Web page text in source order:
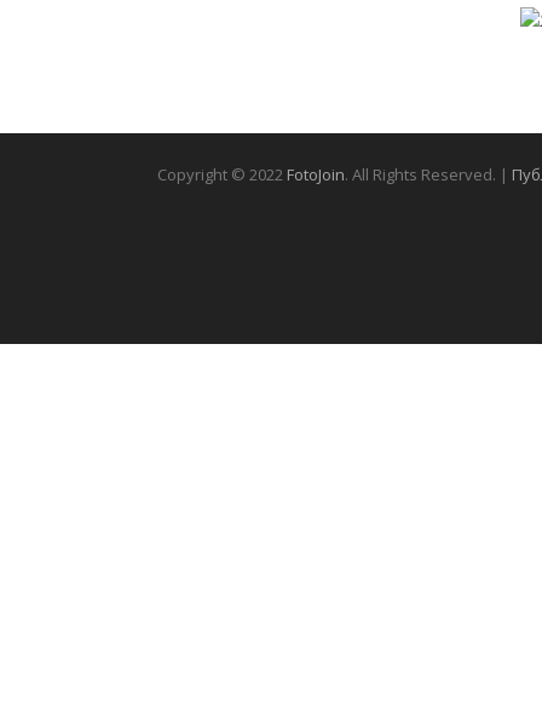
Copyright © 2022 FotoJoin. All Rights Reserved. |